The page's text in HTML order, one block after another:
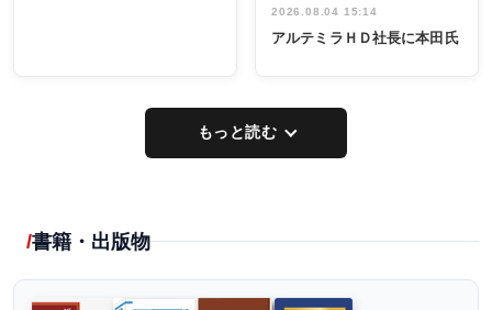
2026.08.04 15:14
アルテミラＨＤ社長に本田氏
もっと読む
書籍・出版物